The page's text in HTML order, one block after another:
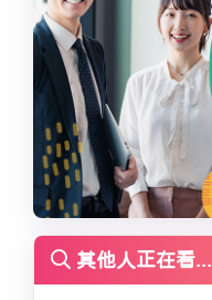
其他人正在看...